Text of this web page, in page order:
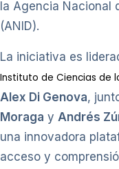
la Agencia Nacional
(ANID).
La iniciativa es
Instituto de Ciencias de
Alex Di Genova,
Moraga y Andrés
una innovadora
acceso y